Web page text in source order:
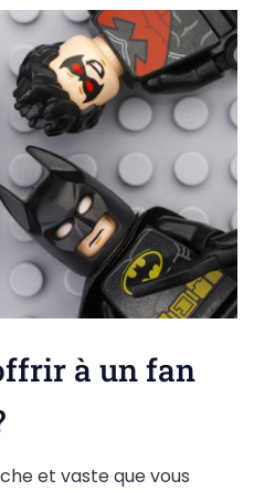
à un fan
et vaste que vous